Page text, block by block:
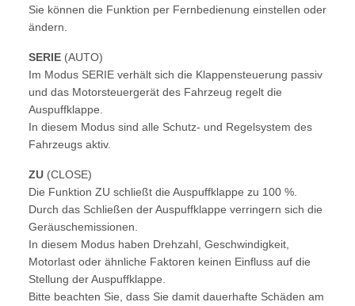
Sie können die Funktion per Fernbedienung einstellen oder
ändern.
SERIE (AUTO)
Im Modus SERIE verhält sich die Klappensteuerung passiv
und das Motorsteuergerät des Fahrzeug regelt die
Auspuffklappe.
In diesem Modus sind alle Schutz- und Regelsystem des
Fahrzeugs aktiv.
ZU (CLOSE)
Die Funktion ZU schließt die Auspuffklappe zu 100 %.
Durch das Schließen der Auspuffklappe verringern sich die
Geräuschemissionen.
In diesem Modus haben Drehzahl, Geschwindigkeit,
Motorlast oder ähnliche Faktoren keinen Einfluss auf die
Stellung der Auspuffklappe.
Bitte beachten Sie, dass Sie damit dauerhafte Schäden am